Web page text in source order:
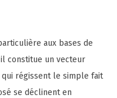
aux bases de
constitue un vecteur
qui régissent le simple fait
se déclinent en